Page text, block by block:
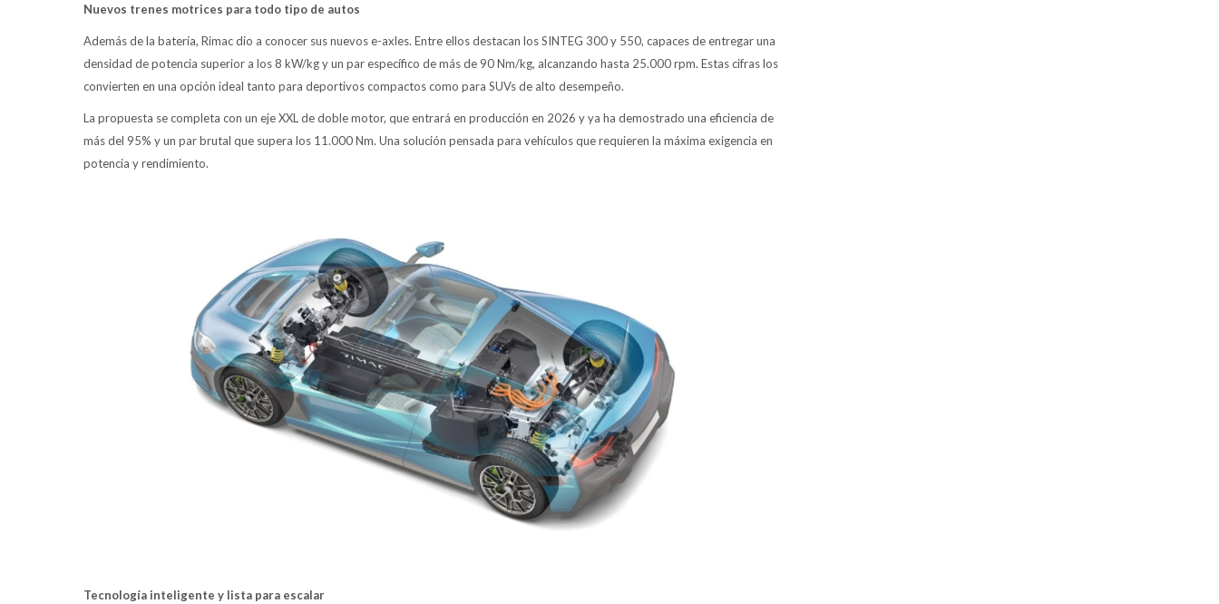
Nuevos trenes motrices para todo tipo de autos
Además de la batería, Rimac dio a conocer sus nuevos e-axles. Entre ellos destacan los SINTEG 300 y 550, capaces de entregar una
densidad de potencia superior a los 8 kW/kg y un par específico de más de 90 Nm/kg, alcanzando hasta 25.000 rpm. Estas cifras los
convierten en una opción ideal tanto para deportivos compactos como para SUVs de alto desempeño.
La propuesta se completa con un eje XXL de doble motor, que entrará en producción en 2026 y ya ha demostrado una eficiencia de
más del 95% y un par brutal que supera los 11.000 Nm. Una solución pensada para vehículos que requieren la máxima exigencia en
potencia y rendimiento.
Tecnología inteligente y lista para escalar